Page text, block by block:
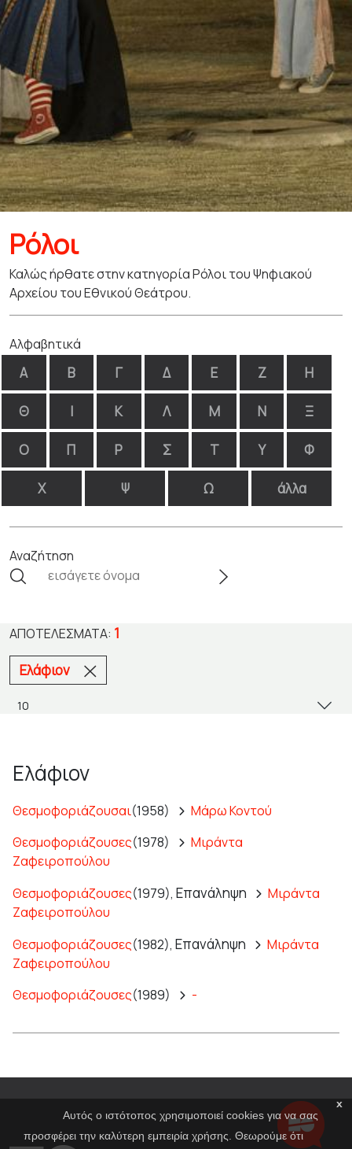
Ρόλοι
Καλώς ήρθατε στην κατηγορία Ρόλοι του Ψηφιακού
Αρχείου του Εθνικού Θεάτρου.
Αλφαβητικά
Α Β Γ Δ Ε Ζ Η
Θ Ι Κ Λ Μ Ν Ξ
Ο Π Ρ Σ Τ Υ Φ
Χ Ψ Ω άλλα
Αναζήτηση
ΑΠΟΤΕΛΈΣΜΑΤΑ: 1
Ελάφιον
Ελάφιον
Θεσμοφοριάζουσαι(1958)
Μάρω Κοντού
Θεσμοφοριάζουσες(1978)
Μιράντα
Ζαφειροπούλου
Θεσμοφοριάζουσες(1979), Επανάληψη
Μιράντα
Ζαφειροπούλου
Θεσμοφοριάζουσες(1982), Επανάληψη
Μιράντα
Ζαφειροπούλου
Θεσμοφοριάζουσες(1989) -
x
Αυτός ο ιστότοπος χρησιμοποιεί cookies για να σας
προσφέρει την καλύτερη εμπειρία χρήσης. Θεωρούμε ότι